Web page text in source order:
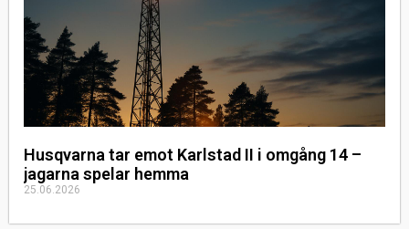
Husqvarna tar emot Karlstad II i omgång 14 –
jagarna spelar hemma
25.06.2026